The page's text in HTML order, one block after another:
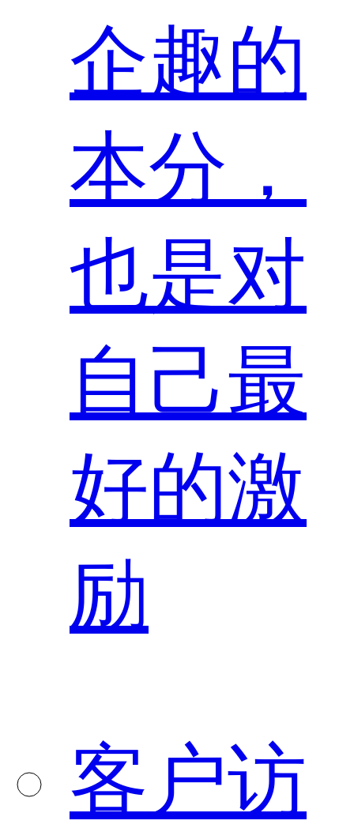
企趣的
本分，
也是对
自己最
好的激
励
客户访